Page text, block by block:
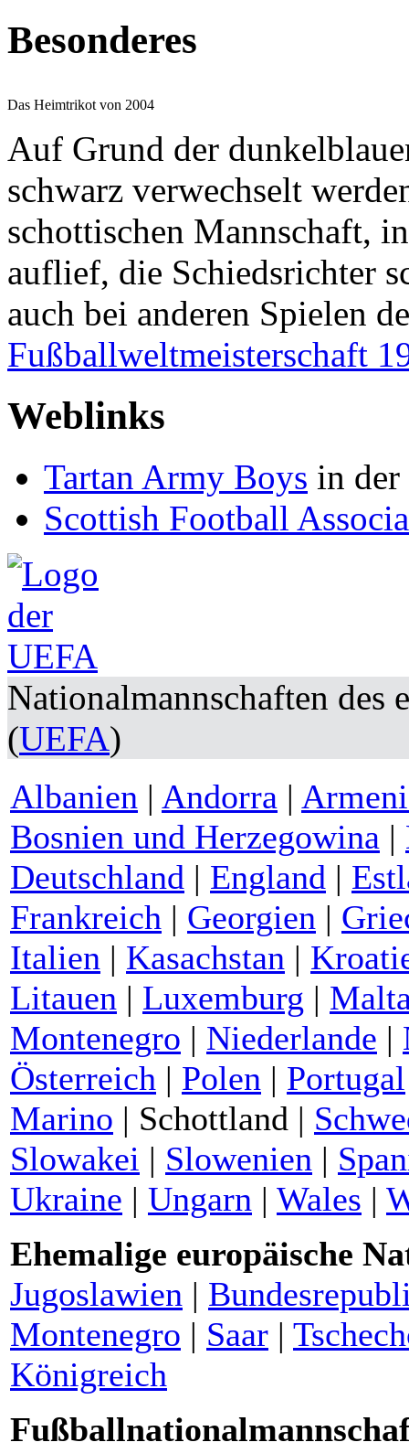
Besonderes
Das Heimtrikot von 2004
Auf Grund der
schwarz verwechselt
schottischen Mannschaft,
auflief, die Schiedsrichter
auch bei anderen Spielen
Fußballweltmeisterschaft
Weblinks
Tartan Army Boys in
Scottish Football
Nationalmannschaften des
(UEFA)
Albanien | Andorra |
Bosnien und Herzegowina |
Deutschland | England |
Frankreich | Georgien |
Italien | Kasachstan |
Litauen | Luxemburg |
Montenegro | Niederlande |
Österreich | Polen | Portugal
Marino | Schottland |
Slowakei | Slowenien |
Ukraine | Ungarn | Wales |
Ehemalige europäische
Jugoslawien |
Montenegro | Saar |
Königreich